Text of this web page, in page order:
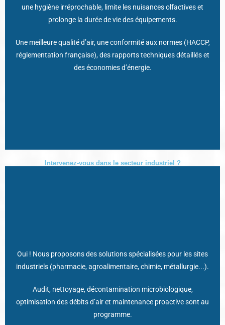
une hygiène irréprochable, limite les nuisances olfactives et
prolonge la durée de vie des équipements.
Une meilleure qualité d’air, une conformité aux normes (HACCP,
réglementation française), des rapports techniques détaillés et
des économies d’énergie.
En résumé : santé pour les occupants, sécurité pour vos
établissement !
Intervenez-vous dans le secteur industriel ?
Oui ! Nous proposons des solutions spécialisées pour les sites
industriels (pharmacie, agroalimentaire, chimie, métallurgie...).
Audit, nettoyage, décontamination microbiologique,
optimisation des débits d’air et maintenance proactive sont au
programme.
Nos interventions respectent scrupuleusement les normes ISO,
GMP, ICPE, HACCP pour garantir la sécurité des équipes, la
L’accompagnement est global, sur mesure et adapté à toutes
les contraintes industrielles !